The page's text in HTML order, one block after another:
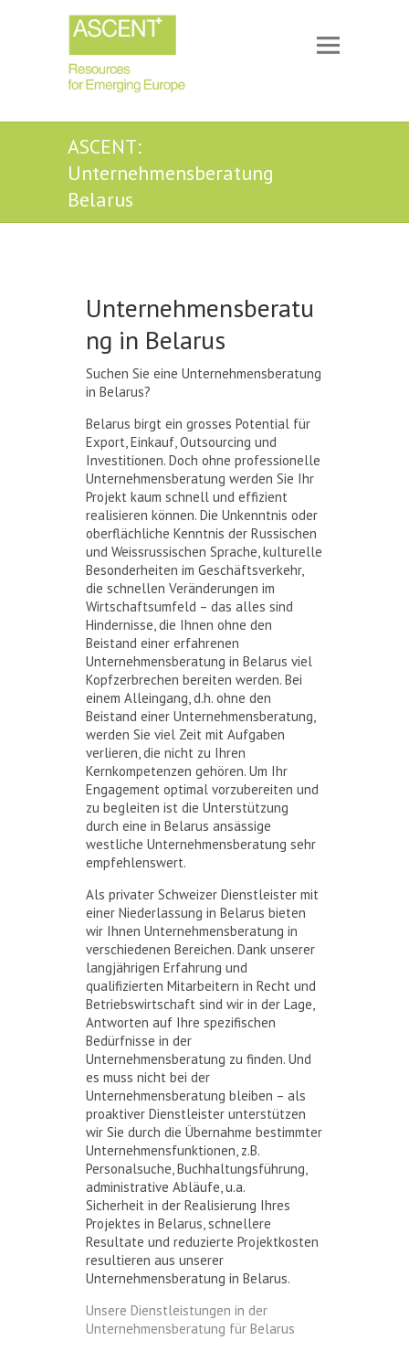
ASCENT:
Unternehmensberatung
Belarus
Unternehmensberatu
ng in Belarus
Suchen Sie eine Unternehmensberatung
in Belarus?
Belarus birgt ein grosses Potential für
Export, Einkauf, Outsourcing und
Investitionen. Doch ohne professionelle
Unternehmensberatung werden Sie Ihr
Projekt kaum schnell und effizient
realisieren können. Die Unkenntnis oder
oberflächliche Kenntnis der Russischen
und Weissrussischen Sprache, kulturelle
Besonderheiten im Geschäftsverkehr,
die schnellen Veränderungen im
Wirtschaftsumfeld – das alles sind
Hindernisse, die Ihnen ohne den
Beistand einer erfahrenen
Unternehmensberatung in Belarus viel
Kopfzerbrechen bereiten werden. Bei
einem Alleingang, d.h. ohne den
Beistand einer Unternehmensberatung,
werden Sie viel Zeit mit Aufgaben
verlieren, die nicht zu Ihren
Kernkompetenzen gehören. Um Ihr
Engagement optimal vorzubereiten und
zu begleiten ist die Unterstützung
durch eine in Belarus ansässige
westliche Unternehmensberatung sehr
empfehlenswert.
Als privater Schweizer Dienstleister mit
einer Niederlassung in Belarus bieten
wir Ihnen Unternehmensberatung in
verschiedenen Bereichen. Dank unserer
langjährigen Erfahrung und
qualifizierten Mitarbeitern in Recht und
Betriebswirtschaft sind wir in der Lage,
Antworten auf Ihre spezifischen
Bedürfnisse in der
Unternehmensberatung zu finden. Und
es muss nicht bei der
Unternehmensberatung bleiben – als
proaktiver Dienstleister unterstützen
wir Sie durch die Übernahme bestimmter
Unternehmensfunktionen, z.B.
Personalsuche, Buchhaltungsführung,
administrative Abläufe, u.a.
Sicherheit in der Realisierung Ihres
Projektes in Belarus, schnellere
Resultate und reduzierte Projektkosten
resultieren aus unserer
Unternehmensberatung in Belarus.
Unsere Dienstleistungen in der
Unternehmensberatung für Belarus